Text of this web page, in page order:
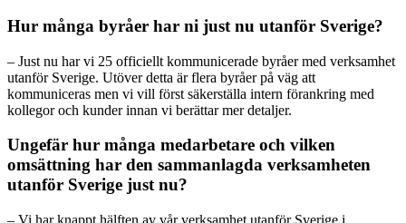
Hur många byråer har ni just nu utanför Sverige?
– Just nu har vi 25 officiellt kommunicerade byråer med verksamhet
utanför Sverige. Utöver detta är flera byråer på väg att
kommuniceras men vi vill först säkerställa intern förankring med
kollegor och kunder innan vi berättar mer detaljer.
Ungefär hur många medarbetare och vilken
omsättning har den sammanlagda verksamheten
utanför Sverige just nu?